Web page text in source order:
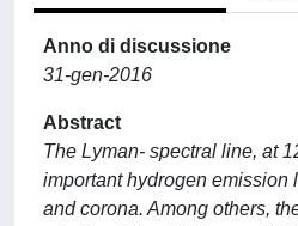
Anno di discussione
31-gen-2016
Abstract
The Lyman- spectral line, at
important hydrogen emission
and corona. Among others,